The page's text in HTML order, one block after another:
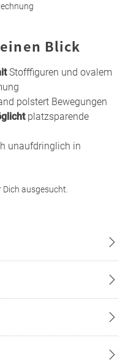
Blick
Stofffiguren und ovalem
polstert Bewegungen
platzsparende
unaufdringlich in
ausgesucht.